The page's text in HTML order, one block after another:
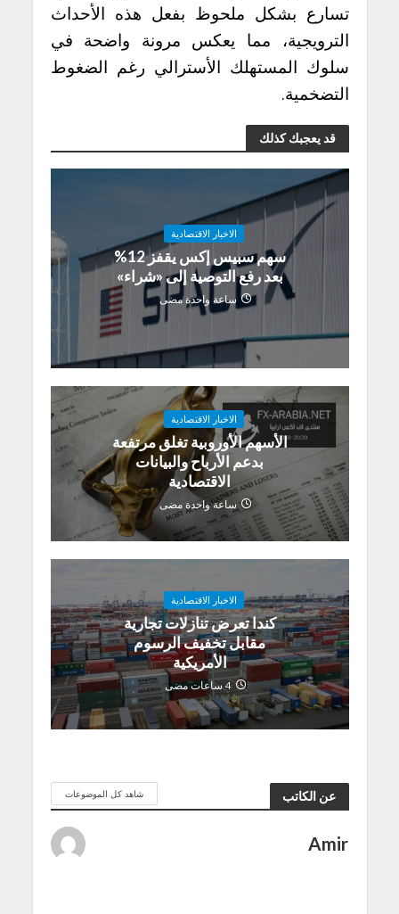
تسارع بشكل ملحوظ بفعل هذه الأحداث
الترويجية، مما يعكس مرونة واضحة في
سلوك المستهلك الأسترالي رغم الضغوط
التضخمية.
قد يعجبك كذلك
الاخبار الاقتصادية
سهم سبيس إكس يقفز 12%
بعد رفع التوصية إلى «شراء»
ساعة واحدة مضى
الاخبار الاقتصادية
الأسهم الأوروبية تغلق مرتفعة
بدعم الأرباح والبيانات
الاقتصادية
ساعة واحدة مضى
الاخبار الاقتصادية
كندا تعرض تنازلات تجارية
مقابل تخفيف الرسوم
الأمريكية
4 ساعات مضى
عن الكاتب شاهد كل الموضوعات
Amir